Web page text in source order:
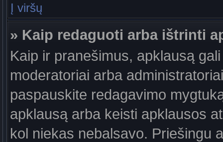
Į viršų
» Kaip redaguoti arba ištrinti
Kaip ir pranešimus, apklausą
moderatoriai arba
paspauskite redagavimo
apklausą arba keisti apklausos
kol niekas nebalsavo. Priešingu